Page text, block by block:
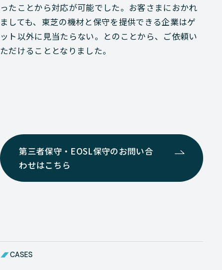
ったことから対応が可能でした。お客さまにおかれ
ましても、東芝の機材と保守を提供できる企業はゲ
ット以外に見当たらない。とのことから、ご依頼い
ただけることとなりました。
第三者保守・EOSL保守のお問い合
わせはこちら
CASES